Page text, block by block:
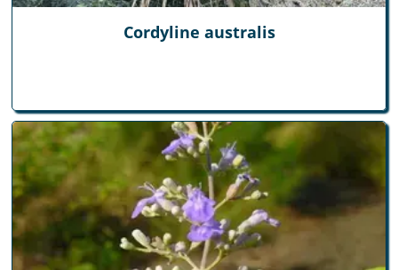
Cordyline australis